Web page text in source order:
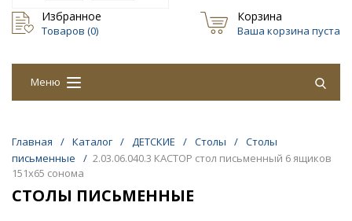
Избранное
Товаров (0)
Корзина
Ваша корзина пуста
Меню
Главная / Каталог / ДЕТСКИЕ / Столы / Столы
письменные
/ 2.03.06.040.3 КАСТОР стол письменный 6 ящиков
151х65 сонома
СТОЛЫ ПИСЬМЕННЫЕ